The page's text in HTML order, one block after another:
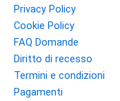
Privacy Policy
Cookie Policy
FAQ Domande
Diritto di recesso
Termini e condizioni
Pagamenti